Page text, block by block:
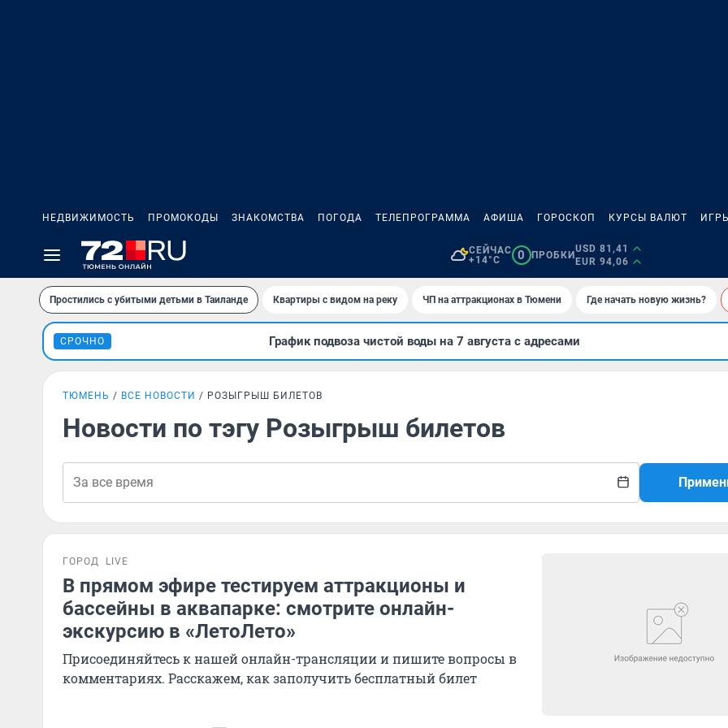
НЕДВИЖИМОСТЬ ПРОМОКОДЫ ЗНАКОМСТВА ПОГОДА ТЕЛЕПРОГРАММА АФИША ГОРОСКОП КУРСЫ ВАЛЮТ
СЕЙЧАС
+14°C
0 ПРОБКИ
USD 81,41
EUR 94,06
Простились с убитыми детьми в Таиланде Квартиры с видом на реку ЧП на аттракционах в Тюмени Где начать новую жизнь?
СРОЧНО График подвоза чистой воды на 7 августа с адресами
ТЮМЕНЬ ВСЕ НОВОСТИ РОЗЫГРЫШ БИЛЕТОВ
Новости по тэгу Розыгрыш билетов
ГОРОД LIVE
В прямом эфире тестируем аттракционы и
бассейны в аквапарке: смотрите онлайн-
экскурсию в «ЛетоЛето»
Присоединяйтесь к нашей онлайн-трансляции и пишите вопросы в
комментариях. Расскажем, как заполучить бесплатный билет